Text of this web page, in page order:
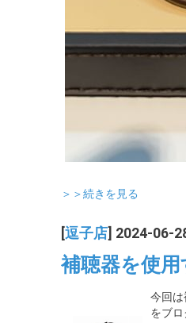
＞＞続きを見る
逗子店 ] 2024-06-
補聴器を使
今回
をブロ